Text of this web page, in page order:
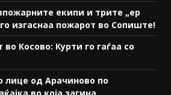
екипи и трите „ер
изгаснаа пожарот во Сопиште!
Косово: Курти го гаѓаа со
од Арачиново по